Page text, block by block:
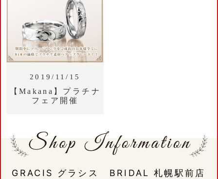
2019/11/15
【Makana】プラチナ
フェア開催
GRACIS グラシス BRIDAL 札幌駅前店